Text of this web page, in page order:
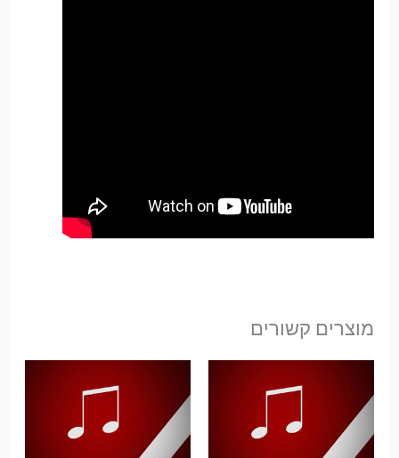
מוצרים קשורים
עד
⁦₪ 89.00⁩